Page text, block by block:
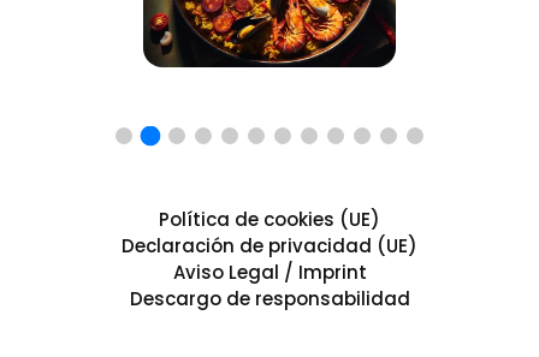
Política de cookies (UE)
Declaración de privacidad (UE)
Aviso Legal / Imprint
Descargo de responsabilidad